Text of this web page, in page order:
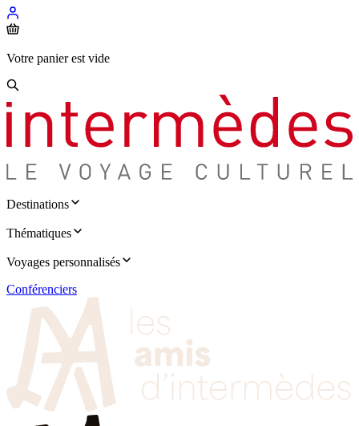
Votre panier est vide
Destinations
Thématiques
Voyages personnalisés
Conférenciers